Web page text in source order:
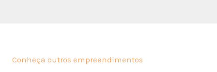
Conheça outros empreendimentos